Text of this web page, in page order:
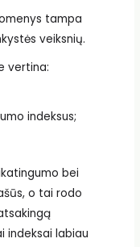
tampa
veiksnių.
vertina:
indeksus;
bei
o tai rodo
indeksai labiau